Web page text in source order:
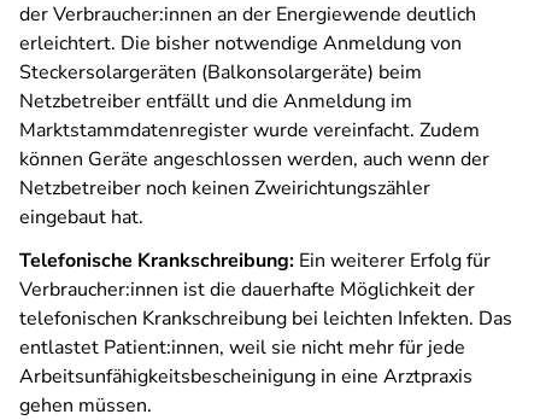
der Verbraucher:innen an der Energiewende deutlich
erleichtert. Die bisher notwendige Anmeldung von
Steckersolargeräten (Balkonsolargeräte) beim
Netzbetreiber entfällt und die Anmeldung im
Marktstammdatenregister wurde vereinfacht. Zudem
können Geräte angeschlossen werden, auch wenn der
Netzbetreiber noch keinen Zweirichtungszähler
eingebaut hat.
Telefonische Krankschreibung: Ein weiterer Erfolg für
Verbraucher:innen ist die dauerhafte Möglichkeit der
telefonischen Krankschreibung bei leichten Infekten. Das
entlastet Patient:innen, weil sie nicht mehr für jede
Arbeitsunfähigkeitsbescheinigung in eine Arztpraxis
gehen müssen.